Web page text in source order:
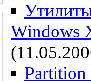
Windows
Partition